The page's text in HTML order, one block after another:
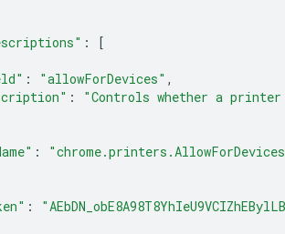
:
[
: "allowForDevices" ,
:
"Controls whether a
:
: